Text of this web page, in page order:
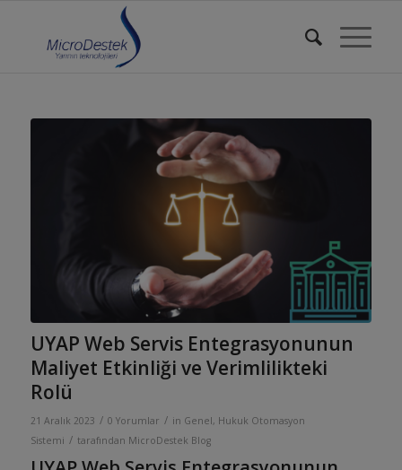
UYAP Web Servis Entegrasyonunun
Maliyet Etkinliği ve Verimlilikteki
Rolü
21 Aralık 2023 / 0 Yorumlar / in Genel, Hukuk Otomasyon
Sistemi / tarafından MicroDestek Blog